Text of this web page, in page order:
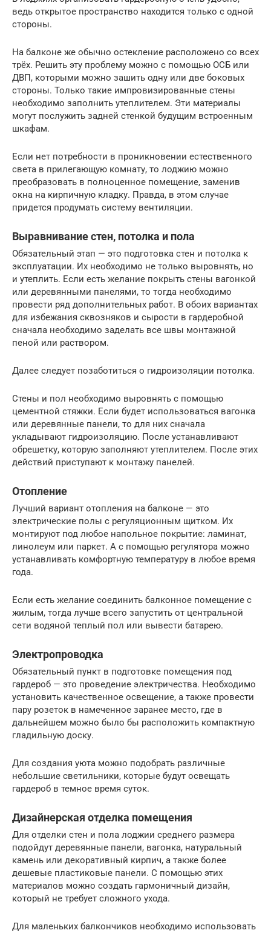
ведь открытое пространство находится только с одной
стороны.
На балконе же обычно остекление расположено со всех
трёх. Решить эту проблему можно с помощью ОСБ или
ДВП, которыми можно зашить одну или две боковых
стороны. Только такие импровизированные стены
необходимо заполнить утеплителем. Эти материалы
могут послужить задней стенкой будущим встроенным
шкафам.
Если нет потребности в проникновении естественного
света в прилегающую комнату, то лоджию можно
преобразовать в полноценное помещение, заменив
окна на кирпичную кладку. Правда, в этом случае
придется продумать систему вентиляции.
Выравнивание стен, потолка и пола
Обязательный этап — это подготовка стен и потолка к
эксплуатации. Их необходимо не только выровнять, но
и утеплить. Если есть желание покрыть стены вагонкой
или деревянными панелями, то тогда необходимо
провести ряд дополнительных работ. В обоих вариантах
для избежания сквозняков и сырости в гардеробной
сначала необходимо заделать все швы монтажной
пеной или раствором.
Далее следует позаботиться о гидроизоляции потолка.
Стены и пол необходимо выровнять с помощью
цементной стяжки. Если будет использоваться вагонка
или деревянные панели, то для них сначала
укладывают гидроизоляцию. После устанавливают
обрешетку, которую заполняют утеплителем. После этих
действий приступают к монтажу панелей.
Отопление
Лучший вариант отопления на балконе — это
электрические полы с регуляционным щитком. Их
монтируют под любое напольное покрытие: ламинат,
линолеум или паркет. А с помощью регулятора можно
устанавливать комфортную температуру в любое время
года.
Если есть желание соединить балконное помещение с
жилым, тогда лучше всего запустить от центральной
сети водяной теплый пол или вывести батарею.
Электропроводка
Обязательный пункт в подготовке помещения под
гардероб — это проведение электричества. Необходимо
установить качественное освещение, а также провести
пару розеток в намеченное заранее место, где в
дальнейшем можно было бы расположить компактную
гладильную доску.
Для создания уюта можно подобрать различные
небольшие светильники, которые будут освещать
гардероб в темное время суток.
Дизайнерская отделка помещения
Для отделки стен и пола лоджии среднего размера
подойдут деревянные панели, вагонка, натуральный
камень или декоративный кирпич, а также более
дешевые пластиковые панели. С помощью этих
материалов можно создать гармоничный дизайн,
который не требует сложного ухода.
Для маленьких балкончиков необходимо использовать